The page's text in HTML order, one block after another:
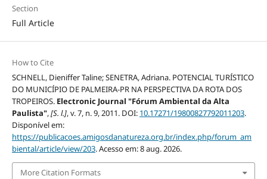
Section
Full Article
How to Cite
SCHNELL, Dieniffer Taline; SENETRA, Adriana. POTENCIAL TURÍSTICO
DO MUNICÍPIO DE PALMEIRA-PR NA PERSPECTIVA DA ROTA DOS
TROPEIROS. Electronic Journal "Fórum Ambiental da Alta
Paulista",[S. l.], v. 7, n. 9, 2011. DOI: 10.17271/19800827792011203.
Disponível em:
https://publicacoes.amigosdanatureza.org.br/index.php/forum_am
biental/article/view/203. Acesso em: 8 aug. 2026.
More Citation Formats